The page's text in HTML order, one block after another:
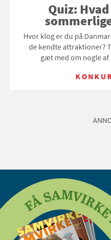
Quiz:
Hvor klog er du på
de kendte attraktioner?
gæt med om nogle